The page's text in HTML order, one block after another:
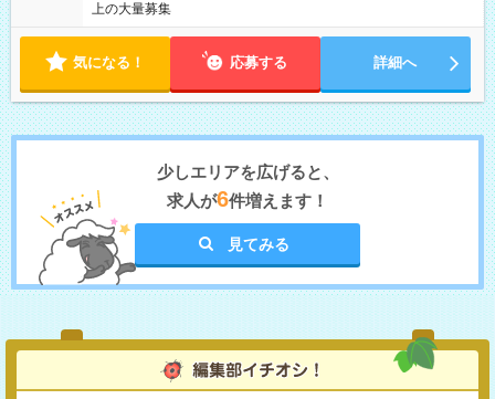
上の大量募集
気になる！ 応募する 詳細へ
少しエリアを広げると、
求人が6件増えます！
見てみる